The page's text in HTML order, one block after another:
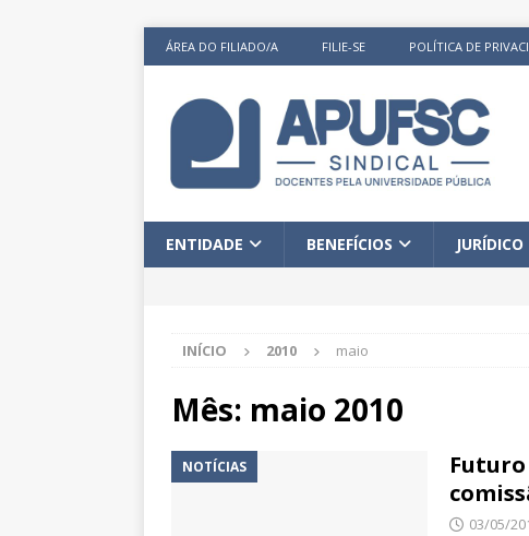
ÁREA DO FILIADO/A FILIE-SE POLÍTICA DE
ENTIDADE BENEFÍCIOS JURÍDICO
INÍCIO 2010 maio
Mês: maio 2010
NOTÍCIAS
03/05/